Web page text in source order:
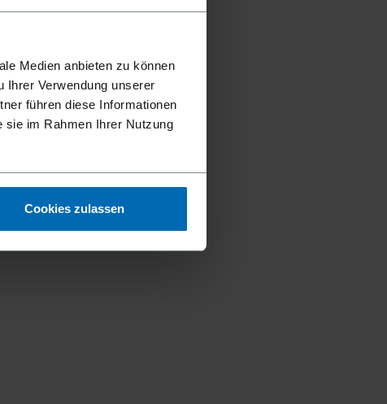
Medien anbieten zu können
Ihrer Verwendung unserer
führen diese Informationen
sie im Rahmen Ihrer Nutzung
Cookies zulassen